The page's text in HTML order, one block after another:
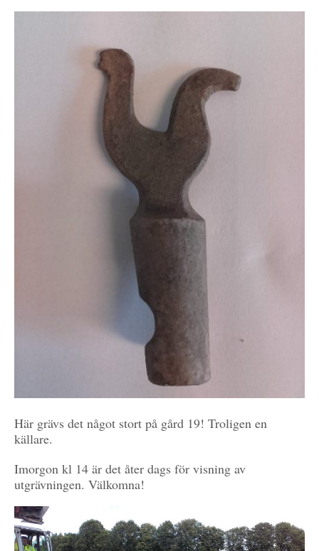
Här grävs det något stort på gård 19! Troligen en
källare.
Imorgon kl 14 är det åter dags för visning av
utgrävningen. Välkomna!